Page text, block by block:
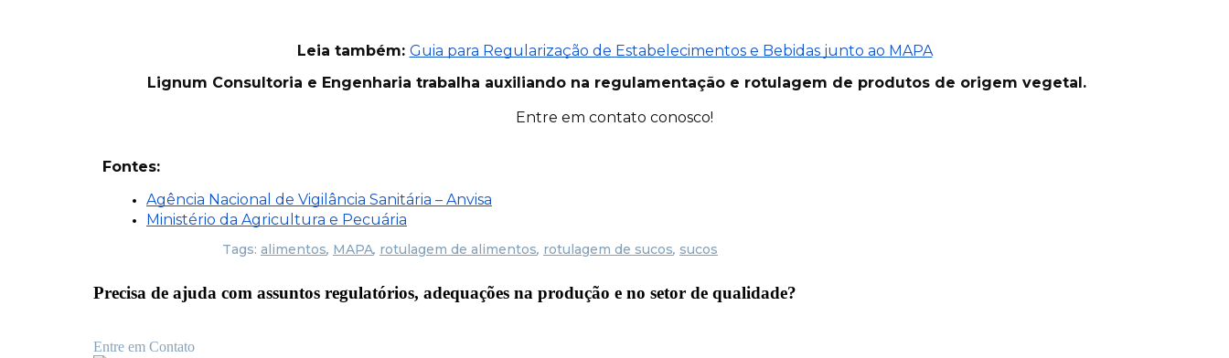
Leia também: Guia para Regularização de Estabelecimentos e Bebidas junto ao MAPA
Lignum Consultoria e Engenharia trabalha auxiliando na regulamentação e rotulagem de produtos de origem vegetal.
Entre em contato conosco!
Fontes:
Agência Nacional de Vigilância Sanitária – Anvisa
Ministério da Agricultura e Pecuária
Tags: alimentos, MAPA, rotulagem de alimentos, rotulagem de sucos, sucos
Precisa de ajuda com assuntos regulatórios, adequações na produção e no setor de qualidade?
Entre em Contato